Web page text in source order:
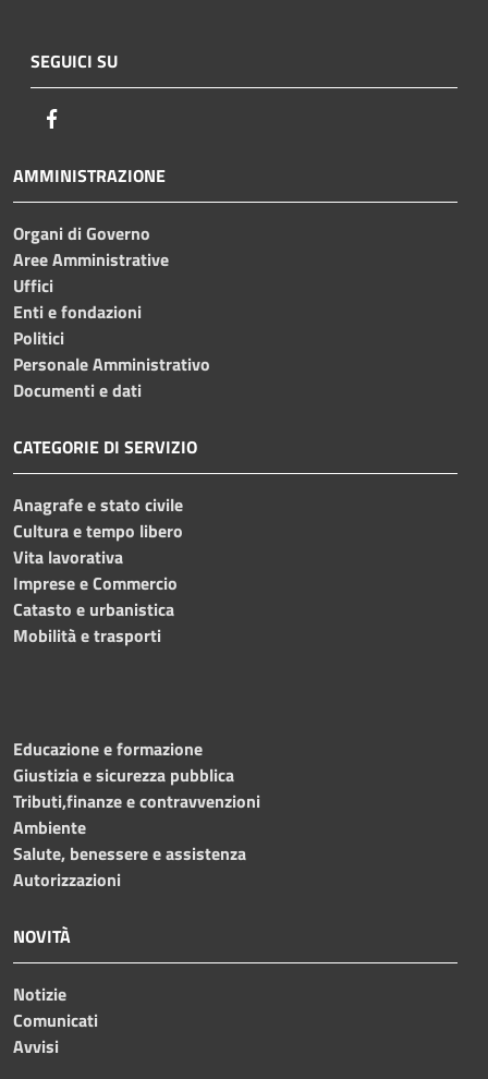
SEGUICI SU
AMMINISTRAZIONE
Organi di Governo
Aree Amministrative
Uffici
Enti e fondazioni
Politici
Personale Amministrativo
Documenti e dati
CATEGORIE DI SERVIZIO
Anagrafe e stato civile
Cultura e tempo libero
Vita lavorativa
Imprese e Commercio
Catasto e urbanistica
Mobilità e trasporti
Educazione e formazione
Giustizia e sicurezza pubblica
Tributi,finanze e contravvenzioni
Ambiente
Salute, benessere e assistenza
Autorizzazioni
NOVITÀ
Notizie
Comunicati
Avvisi